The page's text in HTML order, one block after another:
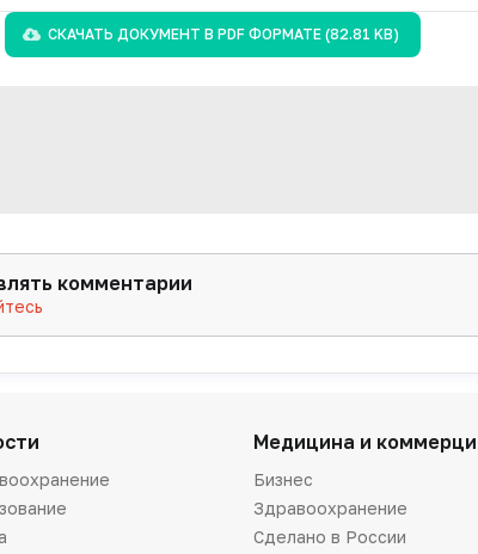
СКАЧАТЬ ДОКУМЕНТ В PDFФОРМАТЕ (82.81 KB)
комментарии
Медицина и
Бизнес
Здравоохранение
Сделано в России